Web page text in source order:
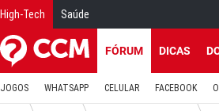
High-Tech Saúde
FÓRUM DICAS
JOGOS WHATSAPP CELULAR FACEBOOK